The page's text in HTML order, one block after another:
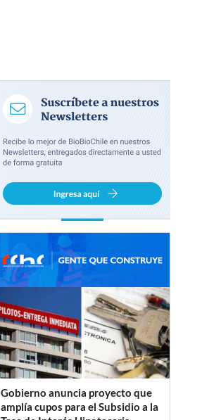
Gobierno anuncia proyecto que
amplía cupos para el Subsidio a la